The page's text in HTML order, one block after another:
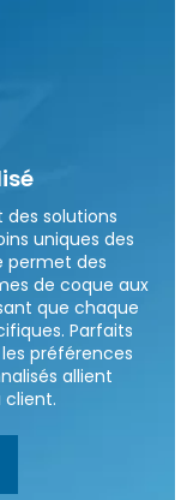
des solutions
uniques des
permet des
de coque aux
que chaque
Parfaits
préférences
allient